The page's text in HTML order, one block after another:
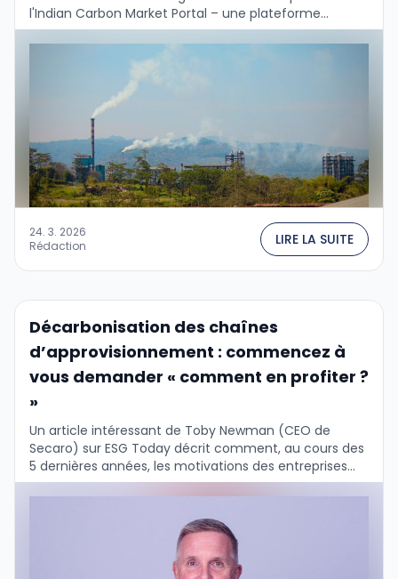
l'Indian Carbon Market Portal – une plateforme
centrale pour l'enregistrement, le suivi, …
24. 3. 2026
Rédaction
LIRE LA SUITE
Décarbonisation des chaînes
d’approvisionnement : commencez à
vous demander « comment en profiter ?
»
Un article intéressant de Toby Newman (CEO de
Secaro) sur ESG Today décrit comment, au cours des
5 dernières années, les motivations des entreprises
pour décarboniser les chaînes d'approvisionnement
ont …